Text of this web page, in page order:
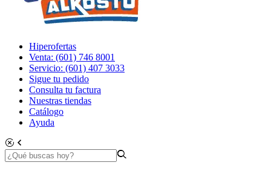
Hiperofertas
Venta: (601) 746 8001
Servicio: (601) 407 3033
Sigue tu pedido
Consulta tu factura
Nuestras tiendas
Catálogo
Ayuda